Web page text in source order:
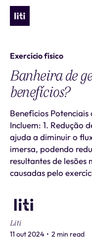
Exercício físico
Banheira de
benefícios?
Benefícios
Incluem: 1. Redução
ajuda a diminuir o
imersa, podendo
resultantes de lesões
causadas pelo
Liti
11 out 2024 • 2 min read